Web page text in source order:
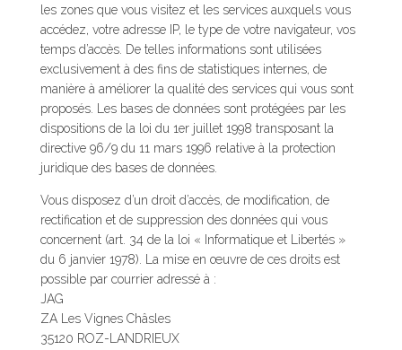
les zones que vous visitez et les services auxquels vous
accédez, votre adresse IP, le type de votre navigateur, vos
temps d’accès. De telles informations sont utilisées
exclusivement à des fins de statistiques internes, de
manière à améliorer la qualité des services qui vous sont
proposés. Les bases de données sont protégées par les
dispositions de la loi du 1er juillet 1998 transposant la
directive 96/9 du 11 mars 1996 relative à la protection
juridique des bases de données.
Vous disposez d’un droit d’accès, de modification, de
rectification et de suppression des données qui vous
concernent (art. 34 de la loi « Informatique et Libertés »
du 6 janvier 1978). La mise en œuvre de ces droits est
possible par courrier adressé à :
JAG
ZA Les Vignes Châsles
35120 ROZ-LANDRIEUX